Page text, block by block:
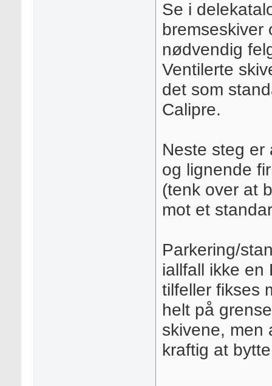
Se i
bremseskiver
nødvendig
Ventilerte
det som
Calipre.
Neste steg er
og lignende
(tenk over at
mot et
Parkering/
iallfall ikke en
tilfeller fikses
helt på
skivene, men
kraftig at